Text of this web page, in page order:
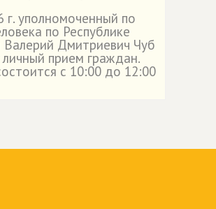
г. уполномоченный по
по Республике
Валерий Дмитриевич Чуб
прием граждан.
с 10:00 до 12:00